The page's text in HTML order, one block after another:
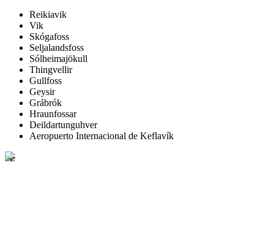
Reikiavik
Vik
Skógafoss
Seljalandsfoss
Sólheimajökull
Thingvellir
Gullfoss
Geysir
Grábrók
Hraunfossar
Deildartunguhver
Aeropuerto Internacional de Keflavík